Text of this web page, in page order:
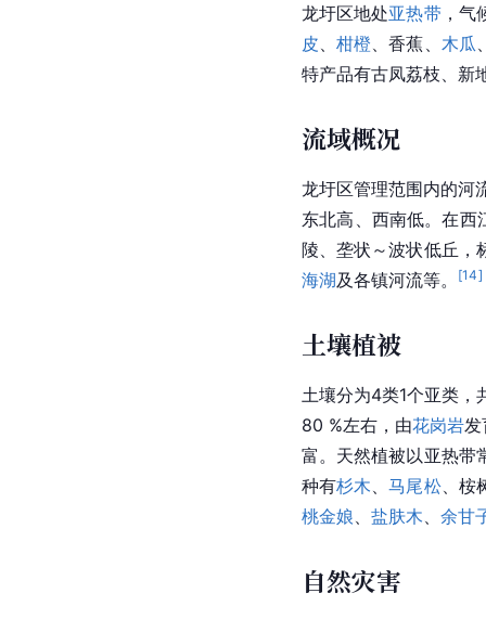
龙圩区地处亚热带，气
皮 、柑橙 、香蕉、 木瓜
特产品有古凤荔枝、新
流域概况
龙圩区管理范围内的河
东北高、西南低。在
陵、垄状～波状低丘，
海湖及各镇河流等。 [14]
土壤植被
土壤分为4类1个亚类，
80 %左右，由花岗岩发
富。天然植被以亚热带
种有杉木、马尾松、桉
桃金娘、 盐肤木、 余甘
自然灾害